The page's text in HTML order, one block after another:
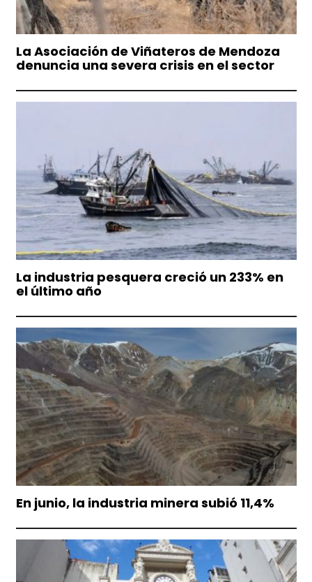
La Asociación de Viñateros de Mendoza
denuncia una severa crisis en el sector
La industria pesquera creció un 233% en
el último año
En junio, la industria minera subió 11,4%